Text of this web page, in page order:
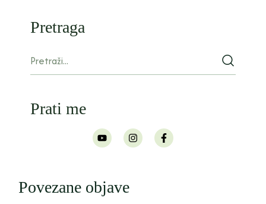
Pretraga
Prati me
Povezane objave